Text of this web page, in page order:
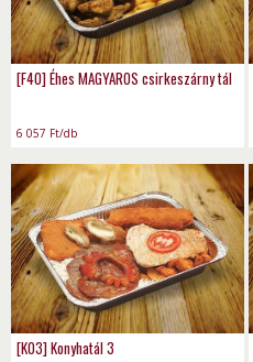
[F40] Éhes MAGYAROS csirkeszárny tál
6 057 Ft/db
[K03] Konyhatál 3